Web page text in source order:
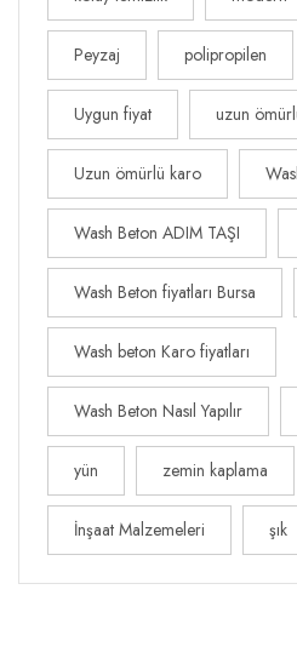
Peyzaj polipropilen
Uygun fiyat uzun
Uzun ömürlü karo
Wash Beton ADIM TAŞI
Wash Beton fiyatları Bursa
Wash beton Karo fiyatları
Wash Beton Nasıl Yapılır
yün zemin kaplama
İnşaat Malzemeleri şık